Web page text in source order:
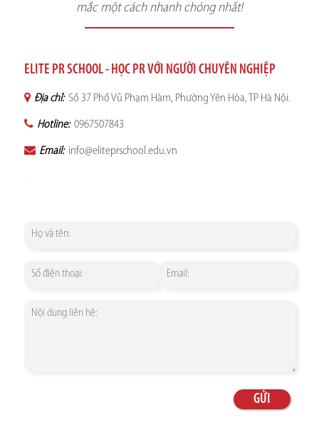
mắc một cách nhanh chóng nhất!
ELITE PR SCHOOL - HỌC PR VỚI NGƯỜI CHUYÊN NGHIỆP
Địa chỉ: Số 37 Phố Vũ Phạm Hàm, Phường Yên Hòa, TP Hà Nội.
Hotline: 0967507843
Email: info@eliteprschool.edu.vn